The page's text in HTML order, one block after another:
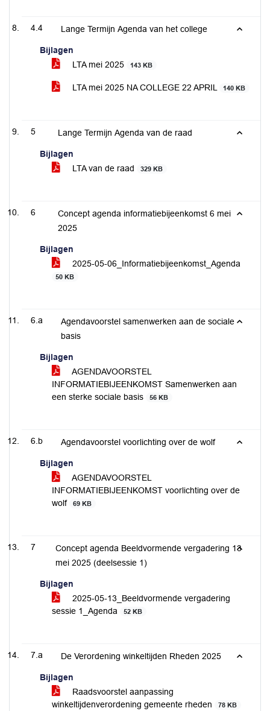
4.4 Lange Termijn Agenda van het college
Bijlagen
LTA mei 2025
143 KB
LTA mei 2025 NA COLLEGE 22 APRIL 140 KB
5 Lange Termijn Agenda van de raad
Bijlagen
LTA van de raad
329 KB
6
Concept agenda informatiebijeenkomst 6 mei
2025
Bijlagen
2025-05-06_Informatiebijeenkomst_Agenda
50 KB
6.a
Agendavoorstel samenwerken aan de sociale
basis
Bijlagen
AGENDAVOORSTEL
INFORMATIEBIJEENKOMST Samenwerken aan
een sterke sociale basis
56 KB
6.b Agendavoorstel voorlichting over de wolf
Bijlagen
AGENDAVOORSTEL
INFORMATIEBIJEENKOMST voorlichting over de
wolf
69 KB
7
Concept agenda Beeldvormende vergadering 13
mei 2025 (deelsessie 1)
Bijlagen
2025-05-13_Beeldvormende vergadering
sessie 1_Agenda
52 KB
7.a De Verordening winkeltijden Rheden 2025
Bijlagen
Raadsvoorstel aanpassing
winkeltijdenverordening gemeente rheden
78 KB